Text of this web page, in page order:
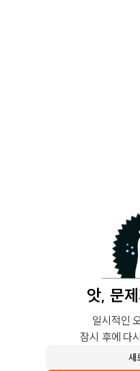
앗, 문
일시적인
잠시 후에 다
새